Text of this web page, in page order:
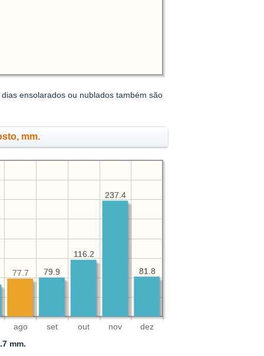
ensolarados ou nublados também são
mm.
ago set out nov dez
81.8
237.4
116.2
79.9 81.8
237.4
116.2
79.9
77.7
mm.